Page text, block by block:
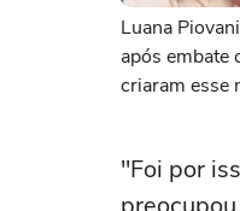
Luana
após embate
criaram esse
"Foi por